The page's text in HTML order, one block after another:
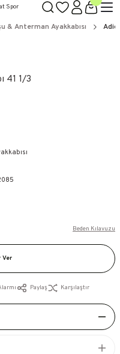
& Anterman Ayakkabısı
41 1/3
Beden Kılavuzu
Ver
Paylaş Karşılaştır